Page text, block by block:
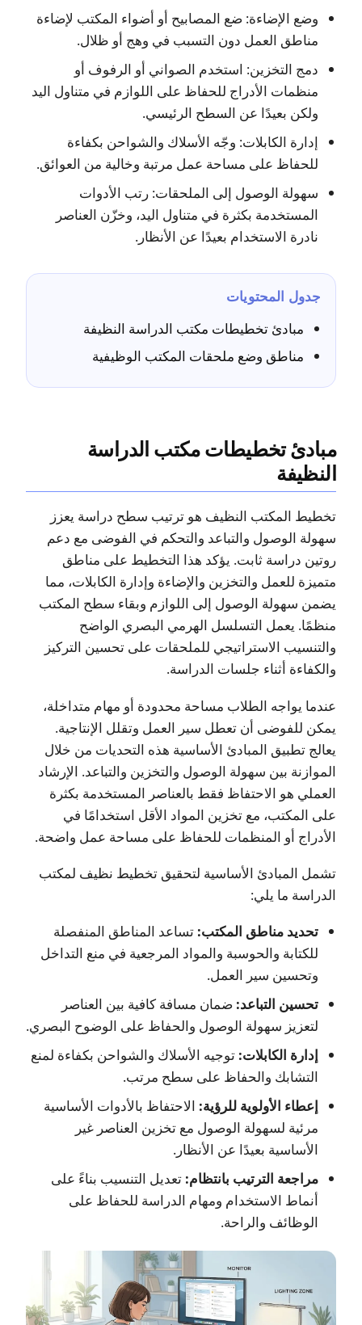
وضع الإضاءة: ضع المصابيح أو أضواء المكتب لإضاءة
مناطق العمل دون التسبب في وهج أو ظلال.
دمج التخزين: استخدم الصواني أو الرفوف أو
منظمات الأدراج للحفاظ على اللوازم في متناول اليد
ولكن بعيدًا عن السطح الرئيسي.
إدارة الكابلات: وجّه الأسلاك والشواحن بكفاءة
للحفاظ على مساحة عمل مرتبة وخالية من العوائق.
سهولة الوصول إلى الملحقات: رتب الأدوات
المستخدمة بكثرة في متناول اليد، وخزّن العناصر
نادرة الاستخدام بعيدًا عن الأنظار.
جدول المحتويات
مبادئ تخطيطات مكتب الدراسة النظيفة
مناطق وضع ملحقات المكتب الوظيفية
مبادئ تخطيطات مكتب الدراسة
النظيفة
تخطيط المكتب النظيف هو ترتيب سطح دراسة يعزز
سهولة الوصول والتباعد والتحكم في الفوضى مع دعم
روتين دراسة ثابت. يؤكد هذا التخطيط على مناطق
متميزة للعمل والتخزين والإضاءة وإدارة الكابلات، مما
يضمن سهولة الوصول إلى اللوازم وبقاء سطح المكتب
منظمًا. يعمل التسلسل الهرمي البصري الواضح
والتنسيب الاستراتيجي للملحقات على تحسين التركيز
والكفاءة أثناء جلسات الدراسة.
عندما يواجه الطلاب مساحة محدودة أو مهام متداخلة،
يمكن للفوضى أن تعطل سير العمل وتقلل الإنتاجية.
يعالج تطبيق المبادئ الأساسية هذه التحديات من خلال
الموازنة بين سهولة الوصول والتخزين والتباعد. الإرشاد
العملي هو الاحتفاظ فقط بالعناصر المستخدمة بكثرة
على المكتب، مع تخزين المواد الأقل استخدامًا في
الأدراج أو المنظمات للحفاظ على مساحة عمل واضحة.
تشمل المبادئ الأساسية لتحقيق تخطيط نظيف لمكتب
الدراسة ما يلي:
تحديد مناطق المكتب: تساعد المناطق المنفصلة
للكتابة والحوسبة والمواد المرجعية في منع التداخل
وتحسين سير العمل.
تحسين التباعد: ضمان مسافة كافية بين العناصر
لتعزيز سهولة الوصول والحفاظ على الوضوح البصري.
إدارة الكابلات: توجيه الأسلاك والشواحن بكفاءة لمنع
التشابك والحفاظ على سطح مرتب.
إعطاء الأولوية للرؤية: الاحتفاظ بالأدوات الأساسية
مرئية لسهولة الوصول مع تخزين العناصر غير
الأساسية بعيدًا عن الأنظار.
مراجعة الترتيب بانتظام: تعديل التنسيب بناءً على
أنماط الاستخدام ومهام الدراسة للحفاظ على
الوظائف والراحة.